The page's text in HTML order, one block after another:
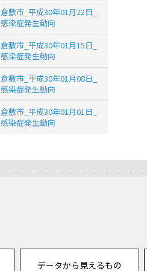
倉敷市_平成30年01月22日_
感染症発生動向
倉敷市_平成30年01月15日_
感染症発生動向
倉敷市_平成30年01月08日_
感染症発生動向
倉敷市_平成30年01月01日_
感染症発生動向
データから見えるもの